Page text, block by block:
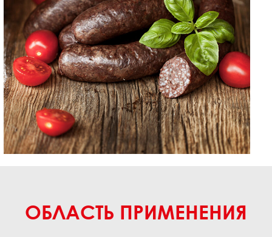
ОБЛАСТЬ ПРИМЕНЕНИЯ